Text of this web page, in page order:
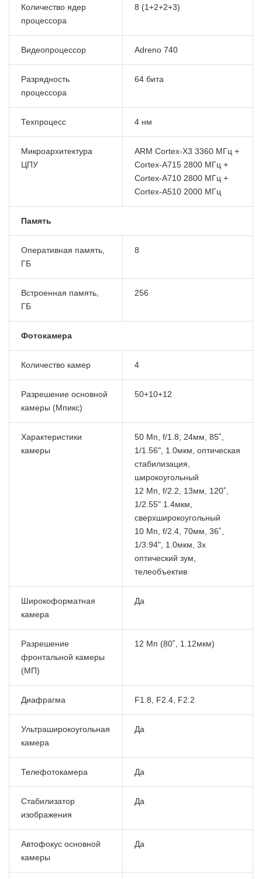
Количество ядер
процессора
8 (1+2+2+3)
Видеопроцессор Adreno 740
Разрядность
процессора
64 бита
Техпроцесс 4 нм
Микроархитектура
ЦПУ
ARM Cortex-X3 3360 МГц +
Cortex-A715 2800 МГц +
Cortex-A710 2800 МГц +
Cortex-A510 2000 МГц
Память
Оперативная память,
ГБ
8
Встроенная память,
ГБ
256
Фотокамера
Количество камер 4
Разрешение основной
камеры (Мпикс)
50+10+12
Характеристики
камеры
50 Мп, f/1.8, 24мм, 85˚,
1/1.56", 1.0мкм, оптическая
стабилизация,
широкоугольный
12 Мп, f/2.2, 13мм, 120˚,
1/2.55" 1.4мкм,
сверхширокоугольный
10 Мп, f/2.4, 70мм, 36˚,
1/3.94", 1.0мкм, 3x
оптический зум,
телеобъектив
Широкоформатная
камера
Да
Разрешение
фронтальной камеры
(МП)
12 Мп (80˚, 1.12мкм)
Диафрагма F1.8, F2.4, F2.2
Ультраширокоугольная
камера
Да
Телефотокамера Да
Стабилизатор
изображения
Да
Автофокус основной
камеры
Да